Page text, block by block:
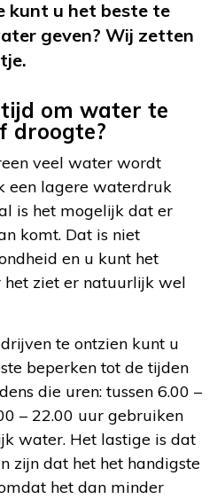
kunt u het beste te
geven? Wij zetten
om water te
droogte?
veel water wordt
een lagere waterdruk
is het mogelijk dat er
komt. Dat is niet
en u kunt het
ziet er natuurlijk wel
te ontzien kunt u
beperken tot de tijden
die uren: tussen 6.00 –
– 22.00 uur gebruiken
water. Het lastige is dat
zijn dat het het handigste
het dan minder